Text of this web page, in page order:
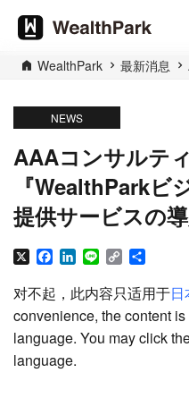
WealthPark 最新消息
NEWS
AAAコンサルテ
『WealthParkビ
提供サービスの
X Facebook
LinkedIn
Line Copy
对不起，此内容只适用于
convenience, the content
language. You may click
language.